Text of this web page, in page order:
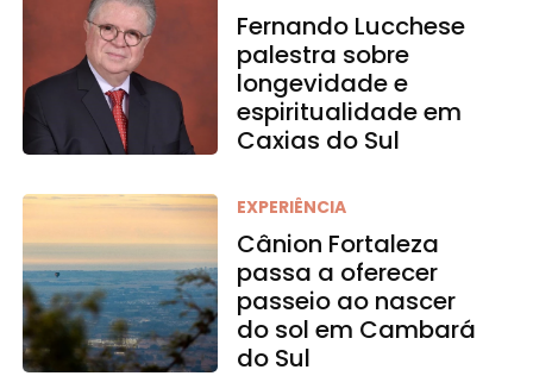
Fernando Lucchese
palestra sobre
longevidade e
espiritualidade em
Caxias do Sul
EXPERIÊNCIA
Cânion Fortaleza
passa a oferecer
passeio ao nascer
do sol em Cambará
do Sul